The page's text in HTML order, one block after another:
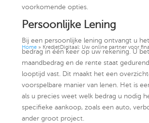
Home» KredietDigitaal: Uw online partner voor
voorkomende opties.
Persoonlijke Lening
Bij een persoonlijke lening ontvangt u
bedrag in één keer op uw rekening. U
maandbedrag en de rente staat
looptijd vast. Dit maakt het een
voorspelbare manier van lenen. Het is
als u precies weet welk bedrag u nodig
specifieke aankoop, zoals een auto,
ander groot project.